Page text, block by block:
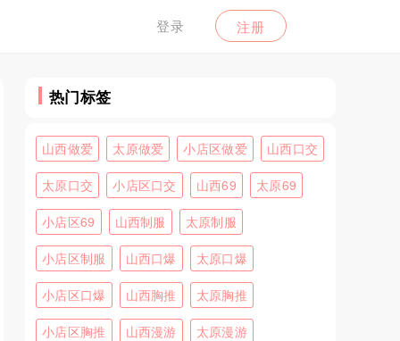
登录 注册
热门标签
山西做爱 太原做爱 小店区做爱 山西口交
太原口交 小店区口交 山西69 太原69
小店区69 山西制服 太原制服
小店区制服 山西口爆 太原口爆
小店区口爆 山西胸推 太原胸推
小店区胸推 山西漫游 太原漫游